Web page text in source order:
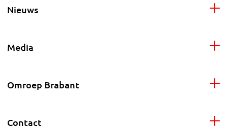
Nieuws
Media
Omroep Brabant
Contact